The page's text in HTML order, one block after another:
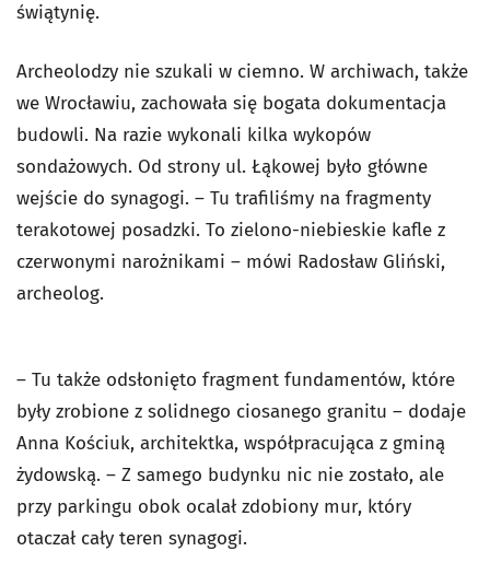
świątynię.
Archeolodzy nie szukali w ciemno. W archiwach, także
we Wrocławiu, zachowała się bogata dokumentacja
budowli. Na razie wykonali kilka wykopów
sondażowych. Od strony ul. Łąkowej było główne
wejście do synagogi. – Tu trafiliśmy na fragmenty
terakotowej posadzki. To zielono-niebieskie kafle z
czerwonymi narożnikami – mówi Radosław Gliński,
archeolog.
– Tu także odsłonięto fragment fundamentów, które
były zrobione z solidnego ciosanego granitu – dodaje
Anna Kościuk, architektka, współpracująca z gminą
żydowską. – Z samego budynku nic nie zostało, ale
przy parkingu obok ocalał zdobiony mur, który
otaczał cały teren synagogi.